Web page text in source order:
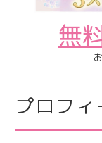
無
プロフィ